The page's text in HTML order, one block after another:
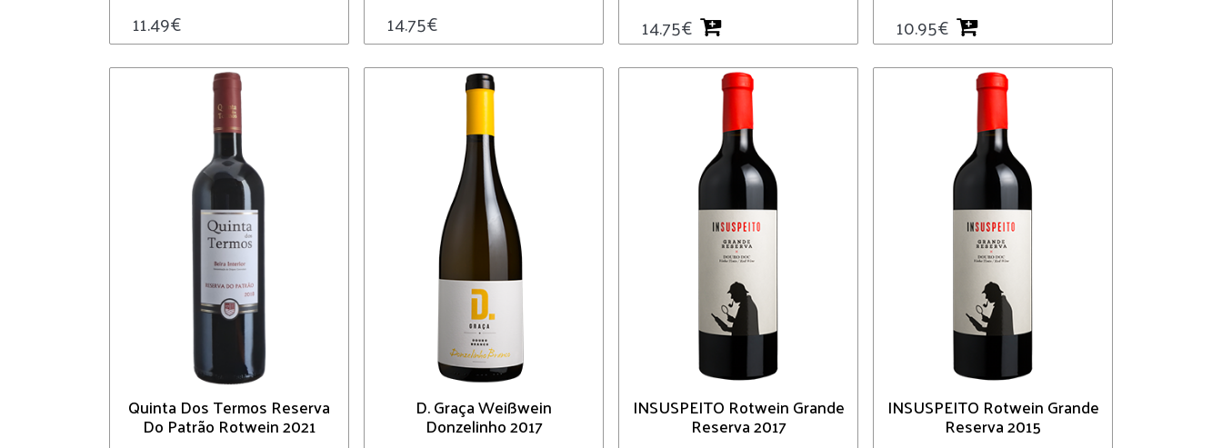
11.49€ 14.75€ 14.75€ 10.95€
Quinta Dos Termos Reserva
Do Patrão Rotwein 2021
D. Graça Weißwein
Donzelinho 2017
INSUSPEITO Rotwein Grande
Reserva 2017
INSUSPEITO Rotwein Grande
Reserva 2015